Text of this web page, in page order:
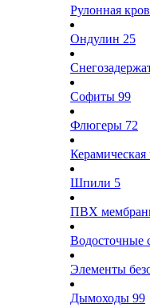
Рулонная
Ондулин 25
Софиты 99
Флюгеры 72
Керамическая
Шпили 5
ПВХ
Водосточные
Элементы
Дымоходы 99